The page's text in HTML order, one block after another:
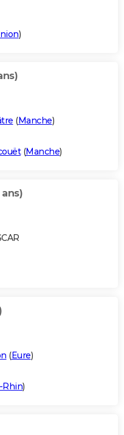
)
(Manche)
(Manche)
(Eure)
Rhin)